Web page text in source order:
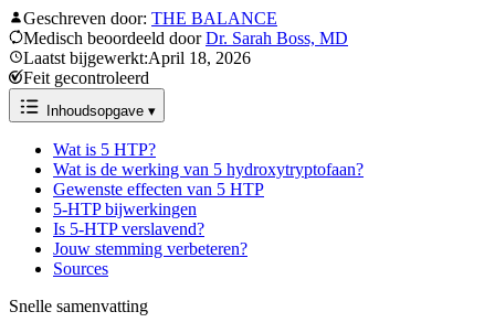
Geschreven door: THE BALANCE
Medisch beoordeeld doorDr. Sarah Boss, MD
Laatst bijgewerkt:April 18, 2026
Feit gecontroleerd
Inhoudsopgave ▾
Wat is 5 HTP?
Wat is de werking van 5 hydroxytryptofaan?
Gewenste effecten van 5 HTP
5-HTP bijwerkingen
Is 5-HTP verslavend?
Jouw stemming verbeteren?
Sources
Snelle samenvatting